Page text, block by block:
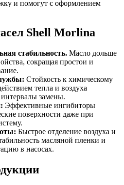
и помогут с оформлением
Shell Morlina
стабильность. Масло дольше
сокращая простои и
Стойкость к химическому
тепла и воздуха
интервалы замены.
Эффективные ингибиторы
поверхности даже при
Быстрое отделение воздуха и
масляной пленки и
в насосах.